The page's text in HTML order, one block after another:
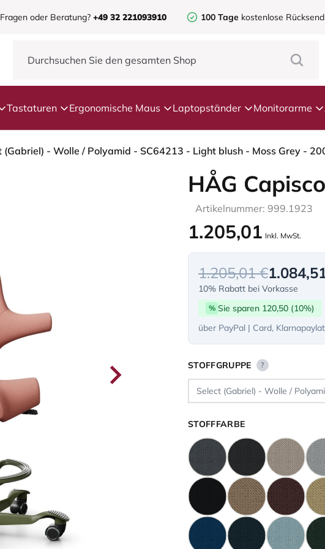
Fragen oder Beratung? +49 32 221093910 100 Tage kostenlose
Tastaturen Ergonomische Maus Laptopständer Monitorarme
HÅG
Artikelnummer: 999.1923
1.205,01 Inkl. MwSt.
1.205,01 €
10% Rabatt bei Vorkasse
% Sie sparen 120,50 (10%)
über PayPal | Card,
STOFFGRUPPE ?
STOFFFARBE